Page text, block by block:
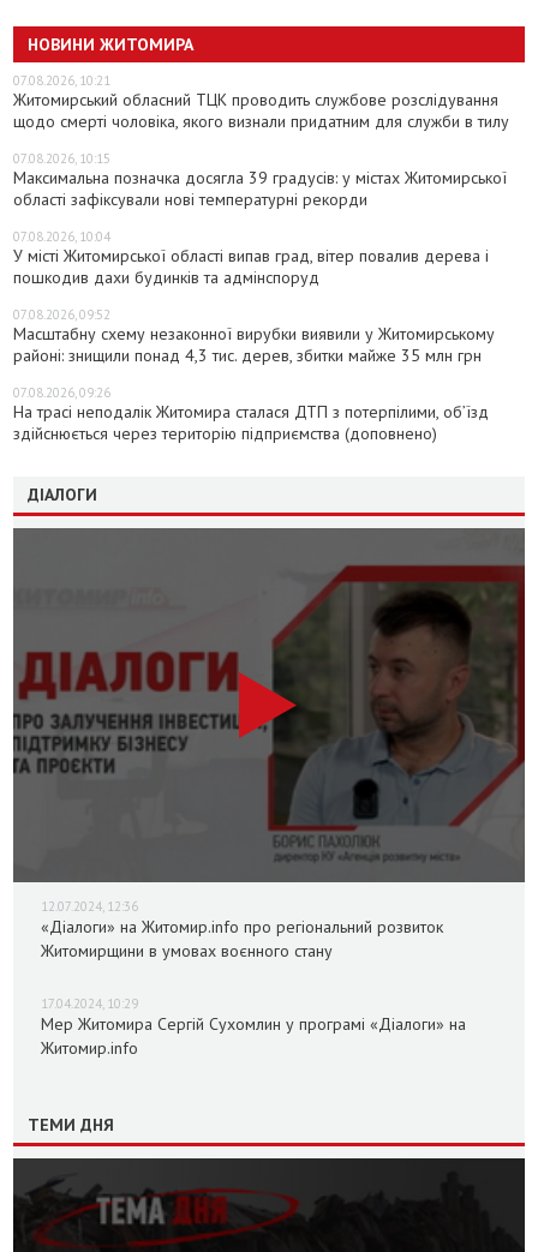
НОВИНИ ЖИТОМИРА
07.08.2026, 10:21
Житомирський обласний ТЦК проводить службове розслідування
щодо смерті чоловіка, якого визнали придатним для служби в тилу
07.08.2026, 10:15
Максимальна позначка досягла 39 градусів: у містах Житомирської
області зафіксували нові температурні рекорди
07.08.2026, 10:04
У місті Житомирської області випав град, вітер повалив дерева і
пошкодив дахи будинків та адмінспоруд
07.08.2026, 09:52
Масштабну схему незаконної вирубки виявили у Житомирському
районі: знищили понад 4,3 тис. дерев, збитки майже 35 млн грн
07.08.2026, 09:26
На трасі неподалік Житомира сталася ДТП з потерпілими, об’їзд
здійснюється через територію підприємства (доповнено)
ДІАЛОГИ
12.07.2024, 12:36
«Діалоги» на Житомир.info про регіональний розвиток
Житомирщини в умовах воєнного стану
17.04.2024, 10:29
Мер Житомира Сергій Сухомлин у програмі «Діалоги» на
Житомир.info
ТЕМИ ДНЯ